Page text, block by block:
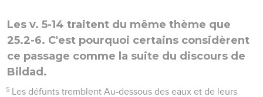
Les v. 5-14 traitent du même thème que
25.2-6. C'est pourquoi certains considèrent
ce passage comme la suite du discours de
Bildad.
5 Les défunts tremblent Au-dessous des eaux et de leurs